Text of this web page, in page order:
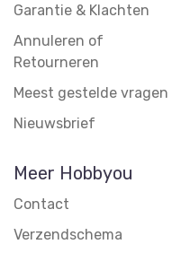
Garantie & Klachten
Annuleren of
Retourneren
Meest gestelde vragen
Nieuwsbrief
Meer Hobbyou
Contact
Verzendschema